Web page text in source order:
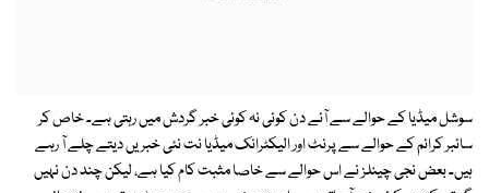
سوشل میڈیا کے حوالے سے آئے دن کوئی نہ کوئی خبر گردش میں رہتی ہے۔ خاص کر
سائبر کرائم کے حوالے سے پرنٹ اور الیکٹرانک میڈیا نت نئی خبریں دیتے چلے آ رہے
ہیں۔ بعض نجی چینلز نے اس حوالے سے خاصا مثبت کام کیا ہے، لیکن چند دن نہیں